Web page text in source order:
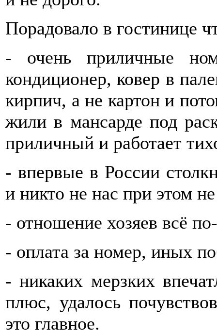
Порадовало в гостинице
- очень приличные
кондиционер, ковер в
кирпич, а не картон и
жили в мансарде под
приличный и работает
- впервые в России
и никто не нас при этом
- отношение хозяев всё
- оплата за номер, иных
- никаких мерзких
плюс, удалось
это главное.